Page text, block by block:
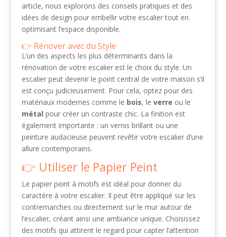
article, nous explorons des conseils pratiques et des
idées de design pour embellir votre escalier tout en
optimisant l’espace disponible.
Rénover avec du Style
L’un des aspects les plus déterminants dans la
rénovation de votre escalier est le choix du style. Un
escalier peut devenir le point central de votre maison s’il
est conçu judicieusement. Pour cela, optez pour des
matériaux modernes comme le bois, le verre ou le
métal pour créer un contraste chic. La finition est
également importante : un vernis brillant ou une
peinture audacieuse peuvent revêtir votre escalier d’une
allure contemporains.
Utiliser le Papier Peint
Le papier peint à motifs est idéal pour donner du
caractère à votre escalier. Il peut être appliqué sur les
contremarches ou directement sur le mur autour de
l’escalier, créant ainsi une ambiance unique. Choisissez
des motifs qui attirent le regard pour capter l’attention